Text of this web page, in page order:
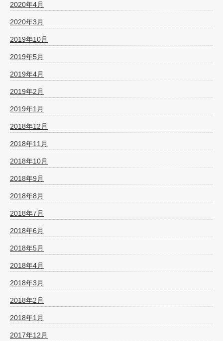
2020年4月
2020年3月
2019年10月
2019年5月
2019年4月
2019年2月
2019年1月
2018年12月
2018年11月
2018年10月
2018年9月
2018年8月
2018年7月
2018年6月
2018年5月
2018年4月
2018年3月
2018年2月
2018年1月
2017年12月